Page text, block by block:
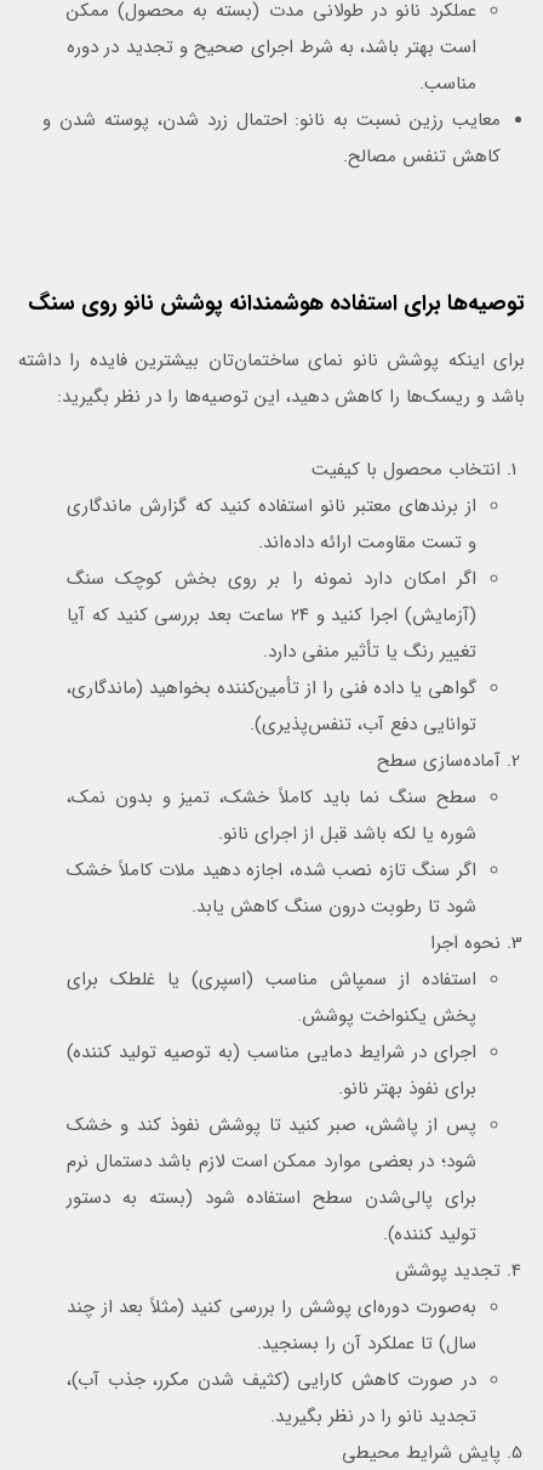
عملکرد نانو در طولانی مدت (بسته به محصول) ممکن
است بهتر باشد، به شرط اجرای صحیح و تجدید در دوره
مناسب.
معایب رزین نسبت به نانو: احتمال زرد شدن، پوسته شدن و
کاهش تنفس مصالح.
توصیه‌ها برای استفاده هوشمندانه پوشش نانو روی سنگ
برای اینکه پوشش نانو نمای ساختمان‌تان بیشترین فایده را داشته
باشد و ریسک‌ها را کاهش دهید، این توصیه‌ها را در نظر بگیرید:
انتخاب محصول با کیفیت
از برندهای معتبر نانو استفاده کنید که گزارش ماندگاری
و تست مقاومت ارائه داده‌اند.
اگر امکان دارد نمونه را بر روی بخش کوچک سنگ
(آزمایش) اجرا کنید و ۲۴ ساعت بعد بررسی کنید که آیا
تغییر رنگ یا تأثیر منفی دارد.
گواهی یا داده فنی را از تأمین‌کننده بخواهید (ماندگاری،
توانایی دفع آب، تنفس‌پذیری).
آماده‌سازی سطح
سطح سنگ نما باید کاملاً خشک، تمیز و بدون نمک،
شوره یا لکه باشد قبل از اجرای نانو.
اگر سنگ تازه نصب شده، اجازه دهید ملات کاملاً خشک
شود تا رطوبت درون سنگ کاهش یابد.
نحوه اجرا
استفاده از سمپاش مناسب (اسپری) یا غلطک برای
پخش یکنواخت پوشش.
اجرای در شرایط دمایی مناسب (به توصیه تولید کننده)
برای نفوذ بهتر نانو.
پس از پاشش، صبر کنید تا پوشش نفوذ کند و خشک
شود؛ در بعضی موارد ممکن است لازم باشد دستمال نرم
برای پالی‌شدن سطح استفاده شود (بسته به دستور
تولید کننده).
تجدید پوشش
به‌صورت دوره‌ای پوشش را بررسی کنید (مثلاً بعد از چند
سال) تا عملکرد آن را بسنجید.
در صورت کاهش کارایی (کثیف شدن مکرر، جذب آب)،
تجدید نانو را در نظر بگیرید.
پایش شرایط محیطی